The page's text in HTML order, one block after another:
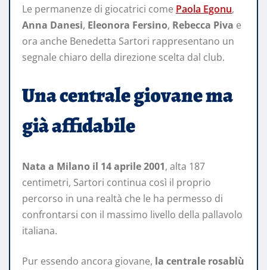
Le permanenze di giocatrici come Paola Egonu,
Anna Danesi, Eleonora Fersino, Rebecca Piva e
ora anche Benedetta Sartori rappresentano un
segnale chiaro della direzione scelta dal club.
Una centrale giovane ma
già affidabile
Nata a Milano il 14 aprile 2001, alta 187
centimetri, Sartori continua così il proprio
percorso in una realtà che le ha permesso di
confrontarsi con il massimo livello della pallavolo
italiana.
Pur essendo ancora giovane, la centrale rosablù